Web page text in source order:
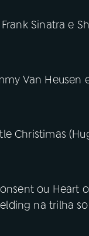
Sinatra e
Van
Christimas
ou Heart
na trilha